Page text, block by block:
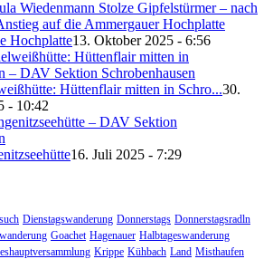
Hochplatte13. Oktober 2025 - 6:56
Hüttenflair mitten in Schro...30.
- 10:42
16. Juli 2025 - 7:29
Dienstagswanderung Donnerstags Donnerstagsradln
Goachet Hagenauer Halbtageswanderung
Krippe Kühbach Land Misthaufen